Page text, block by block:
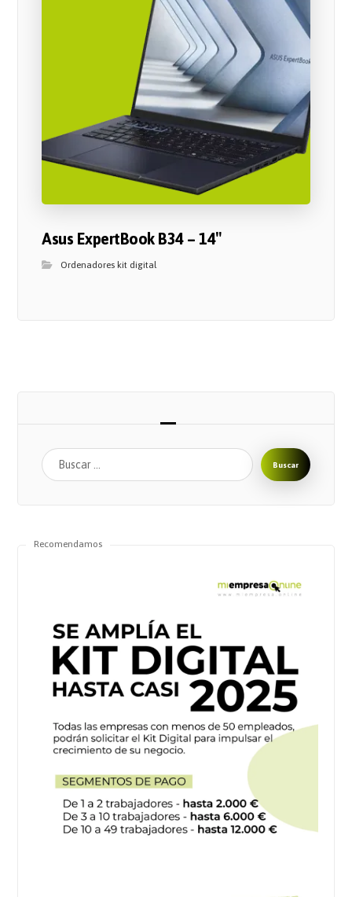
Asus ExpertBook B34 – 14″
Ordenadores kit digital
Buscar
Recomendamos